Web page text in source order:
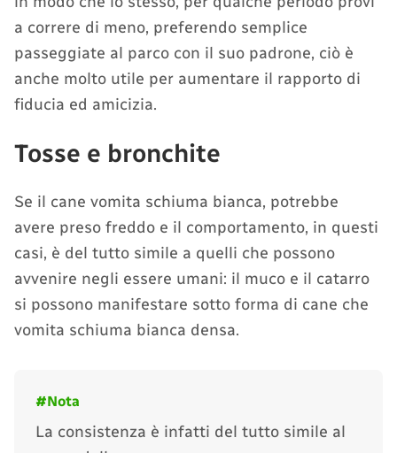
a correre di meno, preferendo semplice
passeggiate al parco con il suo padrone, ciò è
anche molto utile per aumentare il rapporto di
fiducia ed amicizia.
Tosse e bronchite
Se il cane vomita schiuma bianca, potrebbe
avere preso freddo e il comportamento, in questi
casi, è del tutto simile a quelli che possono
avvenire negli essere umani: il muco e il catarro
si possono manifestare sotto forma di cane che
vomita schiuma bianca densa.
La consistenza è infatti del tutto simile al